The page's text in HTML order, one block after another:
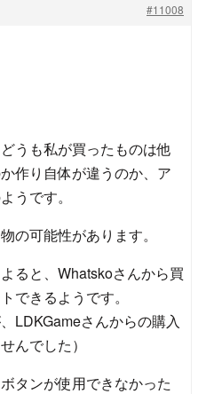
#11008
うも私が買ったものは他
作り自体が違うのか、ア
うです。
の可能性があります。
ると、Whatskoさんから買
できるようです。
LDKGameさんからの購入
んでした）
タンが使用できなかった